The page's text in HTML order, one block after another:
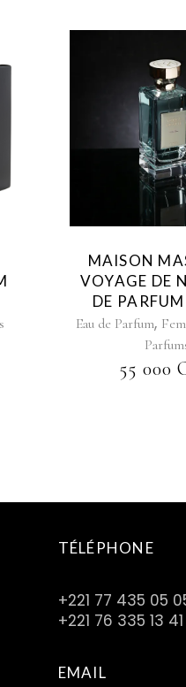
MAISON
VOYAGE DE
DE
Eau de Parfum,
55 000
TÉLÉPHONE
+221 77 435 05
+221 76 335 13 41
EMAIL